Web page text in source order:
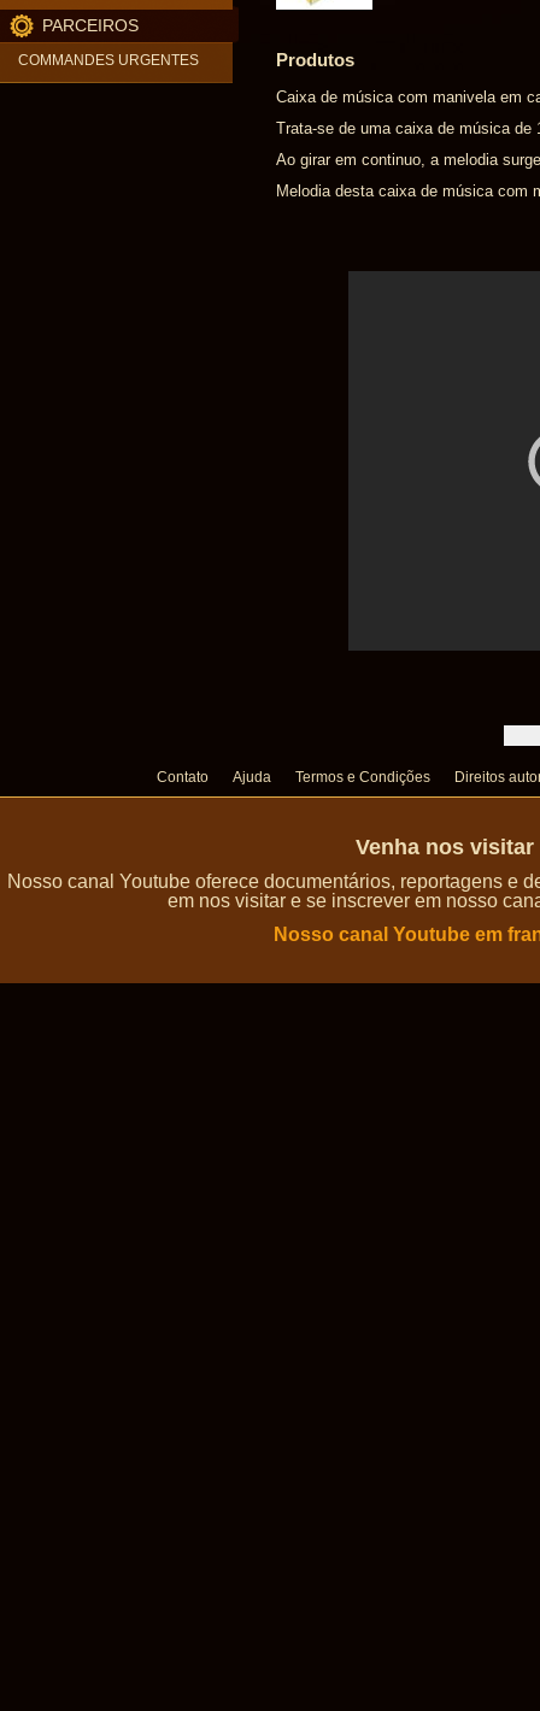
PARCEIROS
COMMANDES URGENTES Produtos
Caixa de música com manivela em
Trata-se de uma caixa de música de
Ao girar em continuo, a melodia
Melodia desta caixa de música com
Contato Ajuda Termos e Condições Direitos
Venha nos
Nosso canal Youtube oferece documentários, reportagens e
em nos visitar e se inscrever em nosso
Nosso canal Youtube em